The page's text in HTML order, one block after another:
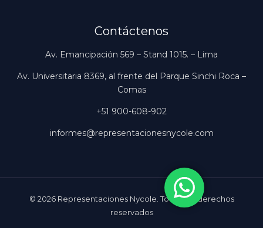
Contáctenos
Av. Emancipación 569 – Stand 1015. – Lima
Av. Universitaria 8369, al frente del Parque Sinchi Roca –
Comas
+51 900-608-902
informes@representacionesnycole.com
© 2026 Representaciones Nycole. Todos los derechos
reservados